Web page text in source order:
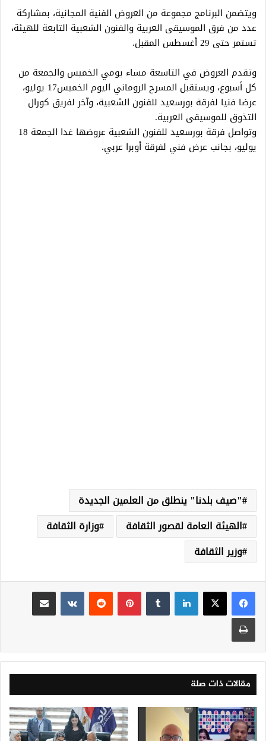
ويتضمن البرنامج مجموعة من العروض الفنية المجانية، بمشاركة
عدد من فرق الموسيقى العربية والفنون الشعبية التابعة للهيئة،
تستمر حتى 29 أغسطس المقبل.
وتقدم العروض في التاسعة مساء يومي الخميس والجمعة من
كل أسبوع، ويستقبل المسرح الروماني اليوم الخميس17 يوليو،
عرضا فنيا لفرقة بورسعيد للفنون الشعبية، وآخر لفريق كورال
التذوق للموسيقى العربية.
وتواصل فرقة بورسعيد للفنون الشعبية عروضها غدا الجمعة 18
يوليو، بجانب عرض فني لفرقة أوبرا عربي.
"صيف بلدنا" ينطلق من العلمين الجديدة
الهيئة العامة لقصور الثقافة
وزارة الثقافة
وزير الثقافة
لينكدإن بينتيريست
مقالات ذات صلة